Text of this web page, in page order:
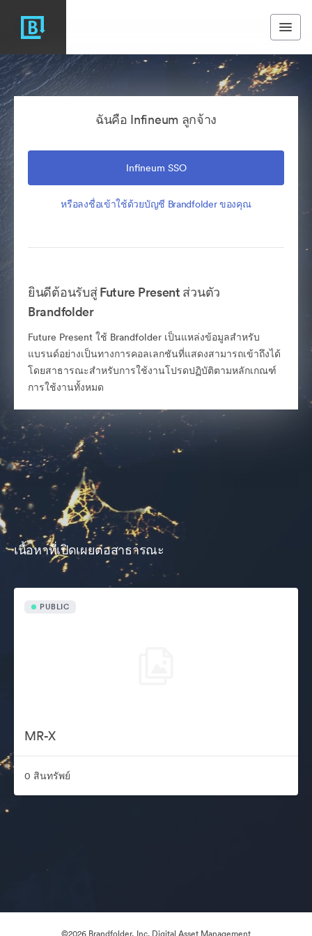
ฉันคือ Infineum ลูกจ้าง
Infineum SSO
หรือลงชื่อเข้าใช้ด้วยบัญชี Brandfolder ของคุณ
ยินดีต้อนรับสู่ Future Present ส่วนตัว
Brandfolder
Future Present ใช้ Brandfolder เป็นแหล่งข้อมูลสำหรับ
แบรนด์อย่างเป็นทางการคอลเลกชันที่แสดงสามารถเข้าถึงได้
โดยสาธารณะสำหรับการใช้งานโปรดปฏิบัติตามหลักเกณฑ์
การใช้งานทั้งหมด
เนื้อหาที่เปิดเผยต่อสาธารณะ
PUBLIC
MR-X
0 สินทรัพย์
©2026 Brandfolder, Inc. Digital Asset Management